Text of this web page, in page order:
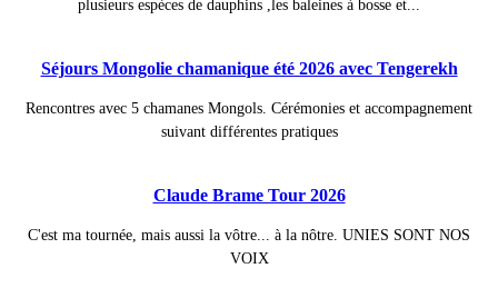
plusieurs espèces de dauphins ,les baleines à bosse et...
Séjours Mongolie chamanique été 2026 avec Tengerekh
Rencontres avec 5 chamanes Mongols. Cérémonies et accompagnement
suivant différentes pratiques
Claude Brame Tour 2026
C'est ma tournée, mais aussi la vôtre... à la nôtre. UNIES SONT NOS
VOIX